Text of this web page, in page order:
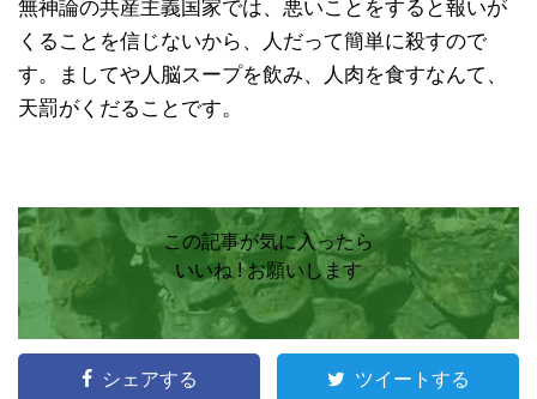
無神論の共産主義国家では、悪いことをすると報いが
くることを信じないから、人だって簡単に殺すので
す。ましてや人脳スープを飲み、人肉を食すなんて、
天罰がくだることです。
この記事が気に入ったら
いいね ! お願いします
シェアする ツイートする